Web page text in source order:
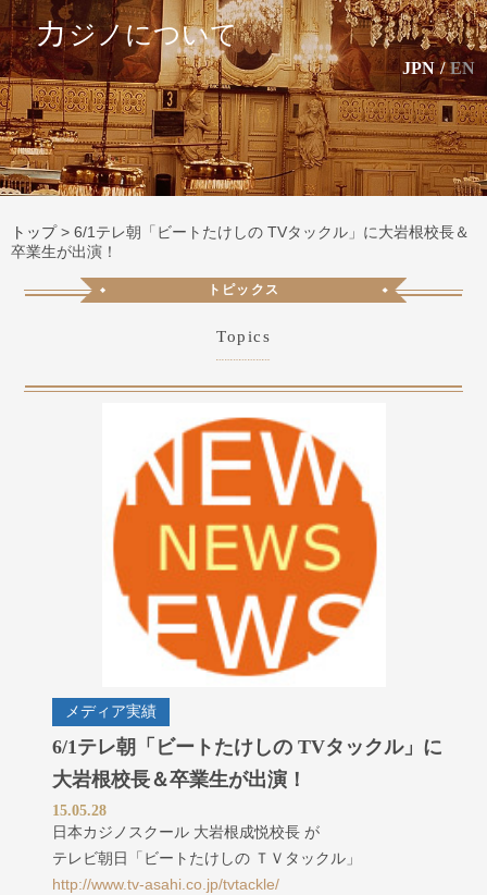
カジノについて
JPN / EN
トップ> 6/1テレ朝「ビートたけしの TVタックル」に大岩根校長＆
卒業生が出演！
トピックス
Topics
メディア実績
6/1テレ朝「ビートたけしの TVタックル」に
大岩根校長＆卒業生が出演！
15.05.28
日本カジノスクール 大岩根成悦校長 が
テレビ朝日「ビートたけしの ＴＶタックル」
http://www.tv-asahi.co.jp/tvtackle/